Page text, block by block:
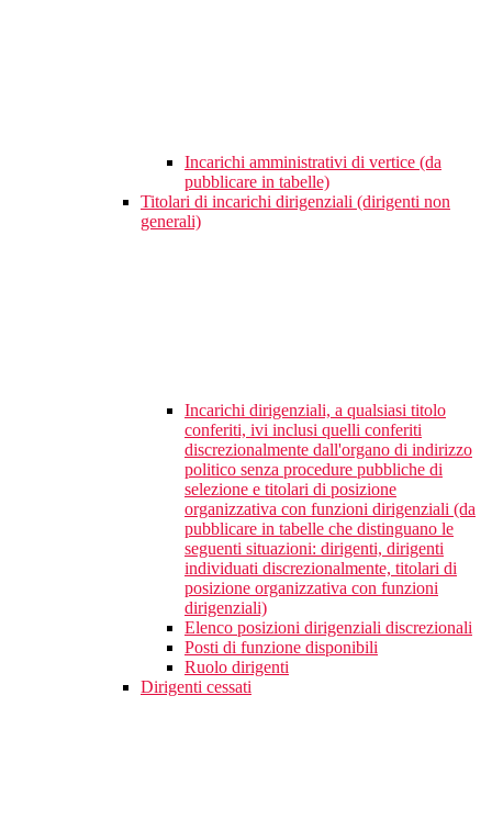
Incarichi amministrativi di vertice (da
pubblicare in tabelle)
Titolari di incarichi dirigenziali (dirigenti non
generali)
Incarichi dirigenziali, a qualsiasi titolo
conferiti, ivi inclusi quelli conferiti
discrezionalmente dall'organo di indirizzo
politico senza procedure pubbliche di
selezione e titolari di posizione
organizzativa con funzioni dirigenziali (da
pubblicare in tabelle che distinguano le
seguenti situazioni: dirigenti, dirigenti
individuati discrezionalmente, titolari di
posizione organizzativa con funzioni
dirigenziali)
Elenco posizioni dirigenziali discrezionali
Posti di funzione disponibili
Ruolo dirigenti
Dirigenti cessati